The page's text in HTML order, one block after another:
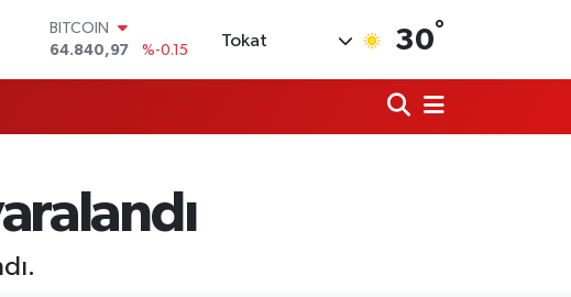
BITCOIN
64.840,97
%-0.15
55,2510
%0.32
GRAM ALTIN
6660.55
Tokat 30°